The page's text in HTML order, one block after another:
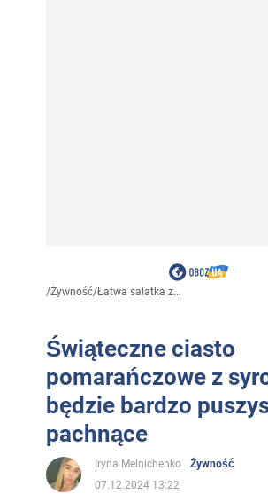
/Żywność/Łatwa sałatka z...
Świąteczne ciasto
pomarańczowe z
będzie bardzo
pachnące
Iryna Melnichenko
Żywność
07.12.2024 13:22